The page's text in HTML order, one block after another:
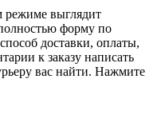
режиме выглядит
форму по
доставки, оплаты,
к заказу написать
вас найти. Нажмите